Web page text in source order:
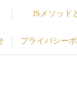
JSメソッド
プライバシー